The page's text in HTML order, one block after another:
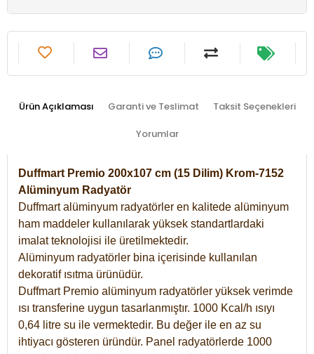
Ürün Açıklaması Garanti ve Teslimat Taksit Seçenekleri
Yorumlar
Duffmart Premio 200x107 cm (15 Dilim) Krom-7152
Alüminyum Radyatör
Duffmart alüminyum radyatörler en kalitede alüminyum
ham maddeler kullanılarak yüksek standartlardaki
imalat teknolojisi ile üretilmektedir.
Alüminyum radyatörler bina içerisinde kullanılan
dekoratif ısıtma ürünüdür.
Duffmart Premio alüminyum radyatörler yüksek verimde
ısı transferine uygun tasarlanmıştır. 1000 Kcal/h ısıyı
0,64 litre su ile vermektedir. Bu değer ile en az su
ihtiyacı gösteren üründür. Panel radyatörlerde 1000